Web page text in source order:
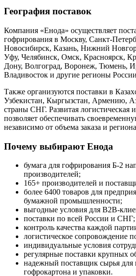
География поставок
Компания «Енода» осуществляет
гофрирования в Москву, Санкт-
Новосибирск, Казань, Нижний
Уфу, Челябинск, Омск, Красноярск,
Дону, Волгоград, Воронеж, Тюмень,
Владивосток и другие регионы
Также организуются поставки в
Узбекистан, Кыргызстан, Армению,
страны СНГ. Развитая логистическая
позволяет обеспечивать
независимо от объема заказа и
Почему выбирают Енода
бумага для гофрирования Б-2
производителей;
165+ производителей и
более 6400 товаров для
бумажной промышленности;
выгодные условия для B2B-
поставки по всей России и СНГ;
контроль качества каждой
логистическое сопровождение
индивидуальные условия
регулярные поставки крупных
надежный поставщик сырья для
гофрокартона и упаковки.